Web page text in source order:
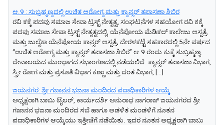
ಆ.9 : ಸುಬ್ರಹ್ಮಣ್ಯದಲ್ಲಿ ಉಚಿತ ಆರೋಗ್ಯ ಮತ್ತು ಕ್ಯಾನ್ಸ‌ರ್ ತಪಾಸಣಾ ಶಿಬಿರ
ರವಿ ಕಕ್ಕೆ ಪದವು ಸಮಾಜ ಸೇವಾ ಟ್ರಸ್ಟ್ ನೇತೃತ್ವ, ಸಂಘಟನೆಗಳ ಸಹಯೋಗ ರವಿ ಕಕ್ಕೆ
ಪದವು ಸಮಾಜ ಸೇವಾ ಟ್ರಸ್ಟ್ ನೇತೃತ್ವದಲ್ಲಿ, ಯೆನೆಪೋಯ ಮೆಡಿಕಲ್‌ ಕಾಲೇಜು ಆಸ್ಪತ್ರೆ
ಮತ್ತು ಜುಲೈಕಾ ಯೆನೆಪೋಯ ಕಾನ್ಸರ್ ಆಸ್ಪತ್ರೆ, ದೇರಳಕಟ್ಟೆ ಸಹಕಾರದಲ್ಲಿ 5ನೇ ವರ್ಷದ
“ಉಚಿತ ಆರೋಗ್ಯ ಮತ್ತು ಕ್ಯಾನ್ಸ‌ರ್ ತಪಾಸಣಾ ಶಿಬಿರ” ಆ.9 ರಂದು ಕುಕ್ಕೆ ಸುಬ್ರಹ್ಮಣ್ಯ
ದೇವಾಲಯದ ಮುಂಭಾಗದ ಸಭಾಂಗಣದಲ್ಲಿ ನಡೆಯಲಿದೆ. ಕ್ಯಾನ್ಸರ್ ತಪಾಸಣಾ ವಿಭಾಗ,
ಸ್ತ್ರೀ ರೋಗ ಮತ್ತು ಪ್ರಸೂತಿ ವಿಭಾಗ ಕಣ್ಣು ಮತ್ತು ದಂತ ವಿಭಾಗ, […]
ಜಯನಗರ: ಶ್ರೀ ಗಜಾನನ ಭಜನಾ ಮಂದಿರದ ಪದಾಧಿಕಾರಿಗಳ ಆಯ್ಕೆ
ಅಧ್ಯಕ್ಷರಾಗಿ ಬಾಬು ಟೈಲರ್, ಕಾರ್ಯದರ್ಶಿ ಅನುರಾಧ ನಾಗರಾಜ್ ಜಯನಗರದ ಶ್ರೀ
ಗಜಾನನ ಭಜನಾ ಮಂದಿರದ ಸಬೆ ಹಾಗೂ ಆಡಳಿತ ಮಂಡಳಿಗೆ ನೂತನ
ಪದಾಧಿಕಾರಿಗಳ ಆಯ್ಕೆಯು ಇತ್ತೀಚೆಗೆ ನಡೆಯಿತು. ಇದರ ನೂತನ ಅಧ್ಯಕ್ಷರಾಗಿ ಬಾಬು